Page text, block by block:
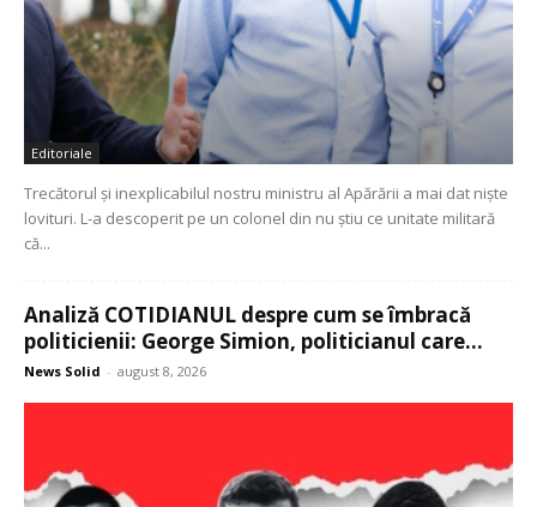
Editoriale
Trecătorul și inexplicabilul nostru ministru al Apărării a mai dat niște
lovituri. L-a descoperit pe un colonel din nu știu ce unitate militară
că...
Analiză COTIDIANUL despre cum se îmbracă
politicienii: George Simion, politicianul care...
News Solid - august 8, 2026